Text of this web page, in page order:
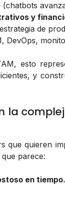
(chatbots
y
de
DevOps,
esto
y
la
que quieren
parece:
en tiempo.